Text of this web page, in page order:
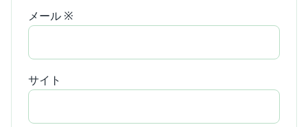
メール ※
サイト